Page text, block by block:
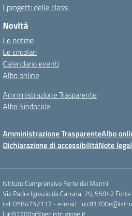
I progetti delle classi
Novità
Le notizie
Le circolari
Calendario eventi
Albo online
Amministrazione Trasparente
Albo Sindacale
Amministrazione TrasparenteAlbo
Dichiarazione di accessibilitàNote
Istituto Comprensivo Forte dei Marmi
Via Padre Ignazio da Carrara, 79, 55042
tel: 0584752117 - e-mail :
luic81700n@pec.istruzione.it